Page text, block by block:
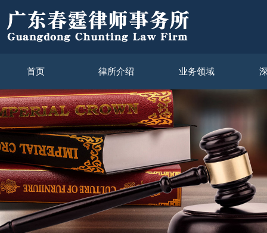
首页 律所介绍 业务领域